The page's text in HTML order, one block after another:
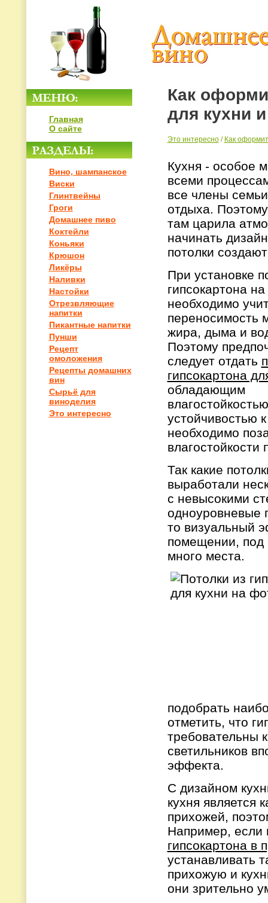
Главная
О сайте
Вино, шампанское
Виски
Глинтвейны
Гроги
Домашнее пиво
Коктейли
Коньяки
Крюшон
Ликёры
Наливки
Настойки
Отрезвляющие
напитки
Пикантные напитки
Пунши
Рецепт
омоложения
Рецепты домашних
вин
Сырьё для
виноделия
Это интересно
Как
для кухни
Это интересно/ Как
Кухня - особое
всеми
все члены
отдыха.
там царила
начинать
потолки
При установке
гипсокартона
необходимо
переносимость
жира, дыма и
Поэтому
следует отдать
гипсокартона
обладающим
устойчивостью
необходимо
влагостойкости
Так какие
выработали
с невысокими
одноуровневые
то визуальный
помещении, под
много места.
подобрать
отметить, что
требовательны
светильников
эффекта.
С дизайном
кухня является
прихожей,
Например, если
гипсокартона в
устанавливать
прихожую и
они зрительно